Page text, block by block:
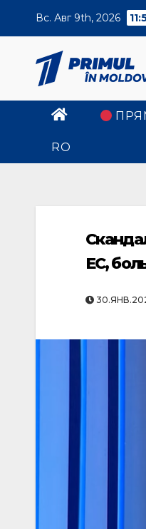
Вс. Авг 9th, 2026
RO
ЕС,